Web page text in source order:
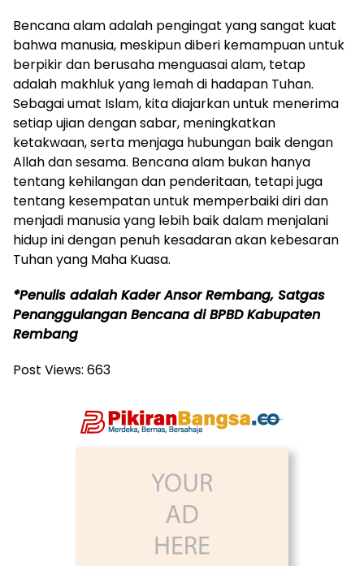
Bencana alam adalah pengingat yang sangat kuat
bahwa manusia, meskipun diberi kemampuan untuk
berpikir dan berusaha menguasai alam, tetap
adalah makhluk yang lemah di hadapan Tuhan.
Sebagai umat Islam, kita diajarkan untuk menerima
setiap ujian dengan sabar, meningkatkan
ketakwaan, serta menjaga hubungan baik dengan
Allah dan sesama. Bencana alam bukan hanya
tentang kehilangan dan penderitaan, tetapi juga
tentang kesempatan untuk memperbaiki diri dan
menjadi manusia yang lebih baik dalam menjalani
hidup ini dengan penuh kesadaran akan kebesaran
Tuhan yang Maha Kuasa.
*Penulis adalah Kader Ansor Rembang, Satgas
Penanggulangan Bencana di BPBD Kabupaten
Rembang
Post Views: 663